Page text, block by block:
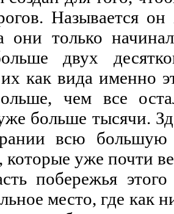
Называется
они только
двух
как вида именно
чем все
больше тысячи.
всю большую
которые уже почти
побережья этого
место, где как